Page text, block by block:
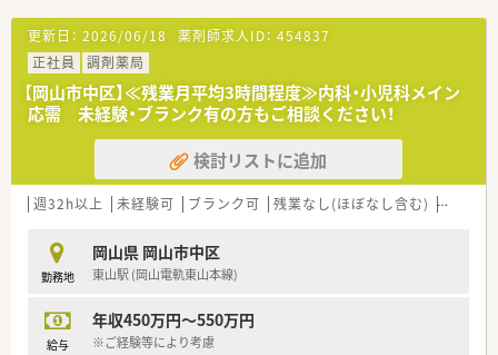
【法人特徴について】
■岡山市東区に特化して5店舗を展開しており、介護事業や訪問
看護事業との連携により地域包括ケアを実践しています。
■SDGsの精神を企業活動に取り入れ、社会課題の解決と豊かな
未来の実現を目指している、地域からの信頼も厚い法人です。
■社長をはじめ経営陣が非常に爽やかで、他法人とも積極的に情
報交換を行うなど、常に新しい知見を取り入れています。
【想定される業務内容】
■処方箋に基づく外来調剤や監査、服薬指導に加え、居宅や施設
■社内のケアマネジャーや看護師と密な情報共有を行い、チーム
医療の一員として患者様の在宅生活をトータルで支えます。
薬調整や健康相談などの対人業務に注力していただきます。
更新日： 2026/06/18 薬剤師求人ID： 454837
正社員
調剤薬局
【岡山市中区】≪残業月平均3時間程度≫内科・小児科メイン
応需 未経験・ブランク有の方もご相談ください！
検討リストに追加
週32h以上 未経験可 ブランク可 残業なし(ほぼなし含む) 転勤な
勤務地
岡山県 岡山市中区
東山駅 (岡山電軌東山本線)
給与
年収450万円～550万円
※ご経験等により考慮